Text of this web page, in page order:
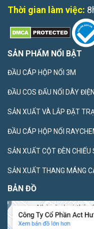
Thời gian làm việc:
SẢN PHẨM NỔI BẬT
ĐẦU CÁP HỘP NỐI 3M
ĐẦU COS ĐẤU NỐI DÂY ĐIỆN
SẢN XUẤT VÀ LẮP ĐẶT
ĐẦU CÁP HỘP NỐI
SẢN XUẤT CỘT ĐÈN CHIẾU
SẢN XUẤT THANG MÁNG
BẢN ĐỒ